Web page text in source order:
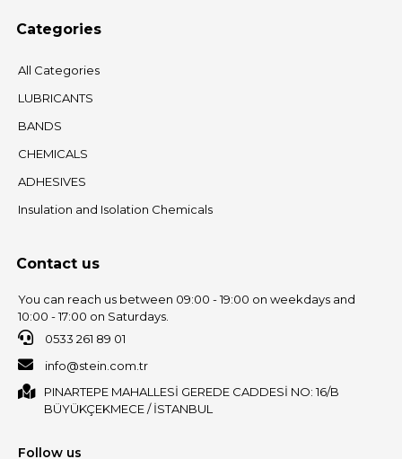
Categories
All Categories
LUBRICANTS
BANDS
CHEMICALS
ADHESIVES
Insulation and Isolation Chemicals
Contact us
You can reach us between 09:00 - 19:00 on weekdays and
10:00 - 17:00 on Saturdays.
0533 261 89 01
info@stein.com.tr
PINARTEPE MAHALLESİ GEREDE CADDESİ NO: 16/B
BÜYÜKÇEKMECE / İSTANBUL
Follow us